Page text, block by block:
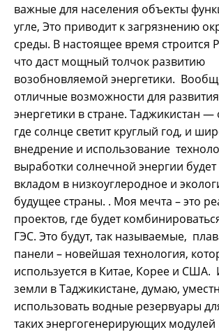
важные для населения объекты
угле, Это приводит к загрязнению
среды. В настоящее время строится
что даст мощный толчок развитию
возобновляемой энергетики.
отличные возможности для
энергетики в стране. Таджикистан —
где солнце светит круглый год, и
внедрение и использование
выработки солнечной энергии
вкладом в низкоуглеродное и
будущее страны. . Моя мечта – это
проектов, где будет
ГЭС. Это будут, так называемые,
панели – новейшая технология,
используется в Китае, Корее и США.
земли в Таджикистане, думаю,
использовать водные резервуары
таких энергогенерирующих